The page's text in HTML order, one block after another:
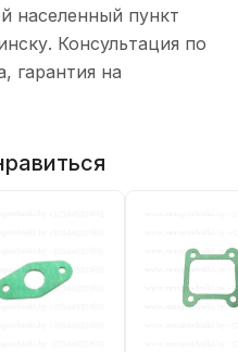
населенный пункт
Консультация по
гарантия на